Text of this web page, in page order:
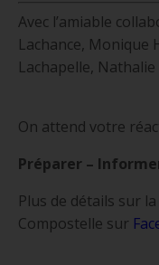
Avec l’amiable
Lachance, Monique
Lachapelle,
On attend votre
Préparer –
Plus de détails sur
Compostelle sur